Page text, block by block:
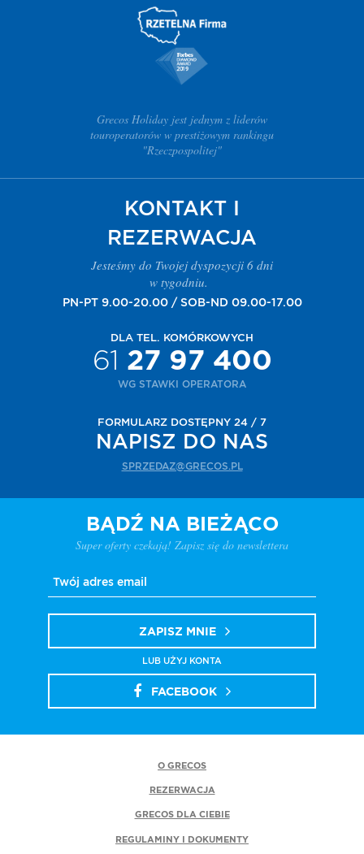
Grecos Holiday jest jednym z liderów
touroperatorów w prestiżowym rankingu
"Rzeczpospolitej"
KONTAKT I
REZERWACJA
Jesteśmy do Twojej dyspozycji 6 dni
w tygodniu.
PN-PT 9.00-20.00 / SOB-ND 09.00-17.00
DLA TEL. KOMÓRKOWYCH
61 27 97 400
WG STAWKI OPERATORA
FORMULARZ DOSTĘPNY 24 / 7
NAPISZ DO NAS
SPRZEDAZ@GRECOS.PL
BĄDŹ NA BIEŻĄCO
Super oferty czekają! Zapisz się do newslettera
ZAPISZ MNIE
LUB UŻYJ KONTA
FACEBOOK
O GRECOS
REZERWACJA
GRECOS DLA CIEBIE
REGULAMINY I DOKUMENTY